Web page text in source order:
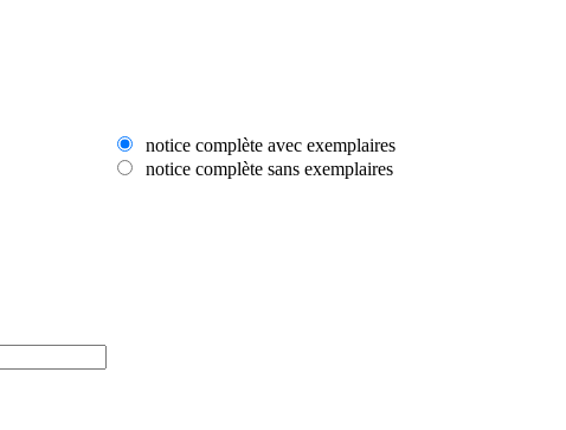
notice complète avec exemplaires
notice complète sans exemplaires